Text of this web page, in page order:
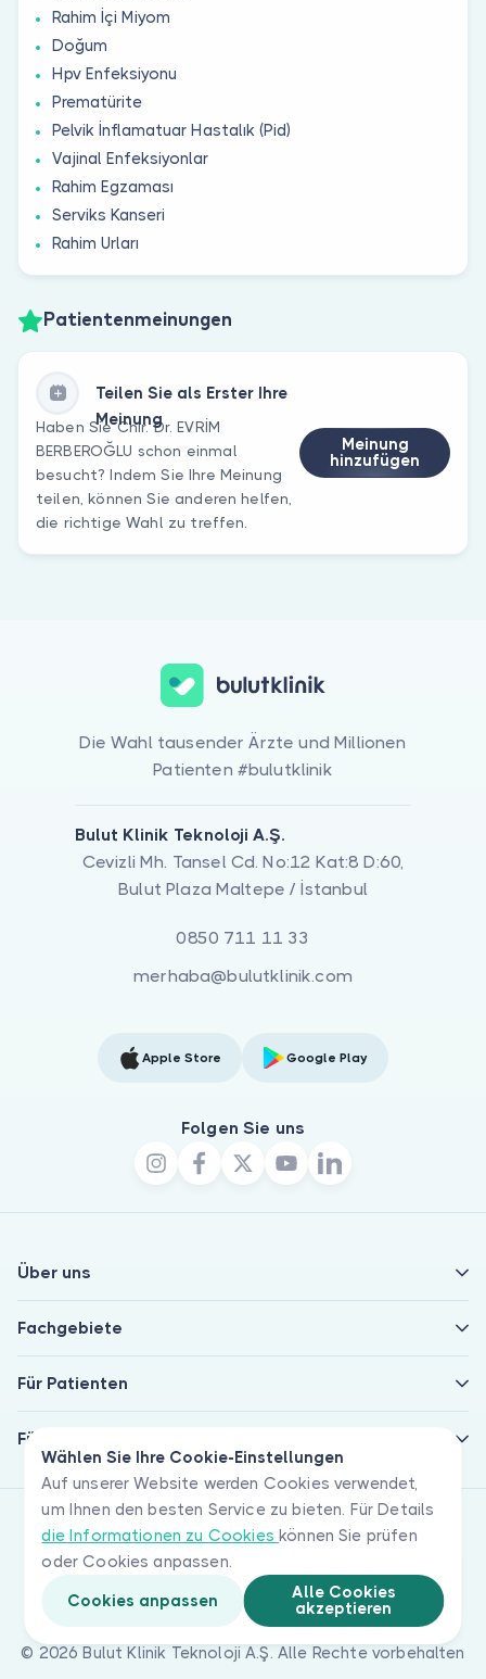
Rahim İçi Miyom
Doğum
Hpv Enfeksiyonu
Prematürite
Pelvik İnflamatuar Hastalık (Pid)
Vajinal Enfeksiyonlar
Rahim Egzaması
Serviks Kanseri
Rahim Urları
Patientenmeinungen
Teilen Sie als Erster Ihre
Meinung
Haben Sie Chir. Dr. EVRİM
BERBEROĞLU schon einmal
besucht? Indem Sie Ihre Meinung
teilen, können Sie anderen helfen,
die richtige Wahl zu treffen.
Meinung
hinzufügen
Wählen Sie Ihre Cookie-Einstellungen
Auf unserer Website werden Cookies verwendet,
um Ihnen den besten Service zu bieten. Für Details
die Informationen zu Cookieskönnen Sie prüfen
oder Cookies anpassen.
Cookies anpassen
Alle Cookies
akzeptieren
Die Wahl tausender Ärzte und Millionen
Patienten #bulutklinik
Bulut Klinik Teknoloji A.Ş.
Cevizli Mh. Tansel Cd. No:12 Kat:8 D:60,
Bulut Plaza Maltepe / İstanbul
0850 711 11 33
merhaba@bulutklinik.com
Apple Store Google Play
Folgen Sie uns
Über uns
Fachgebiete
Für Patienten
Für Ärzte
© 2026 Bulut Klinik Teknoloji A.Ş. Alle Rechte vorbehalten